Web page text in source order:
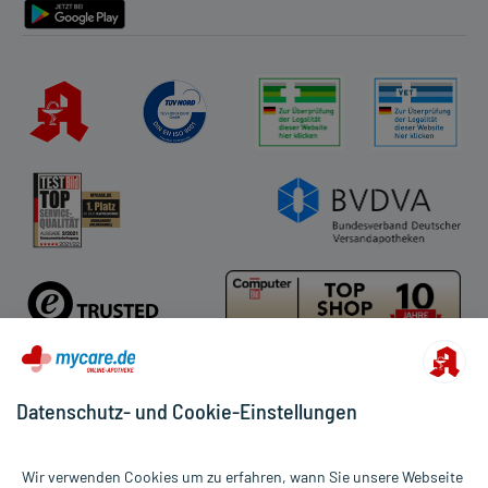
Datenschutz- und Cookie-Einstellungen
Wir verwenden Cookies um zu erfahren, wann Sie unsere Webseite